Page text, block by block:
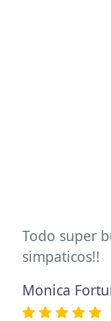
Todo super
simpaticos!!
Monica